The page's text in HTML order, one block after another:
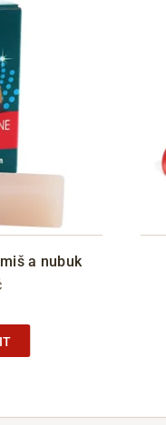
a nubuk